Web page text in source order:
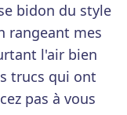
bidon du style
rangeant mes
l'air bien
trucs qui ont
pas à vous